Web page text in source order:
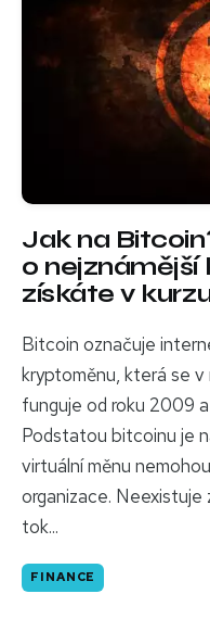
Jak na
o
získáte v
Bitcoin označuje
kryptoměnu, která se
funguje od roku 2009
Podstatou bitcoinu je
virtuální měnu
organizace. Neexistuje
tok...
FINANCE